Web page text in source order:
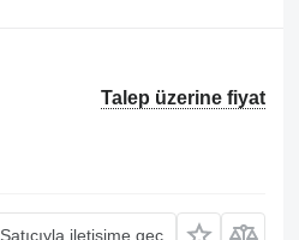
Talep üzerine fiyat
Satıcıyla iletişime geç